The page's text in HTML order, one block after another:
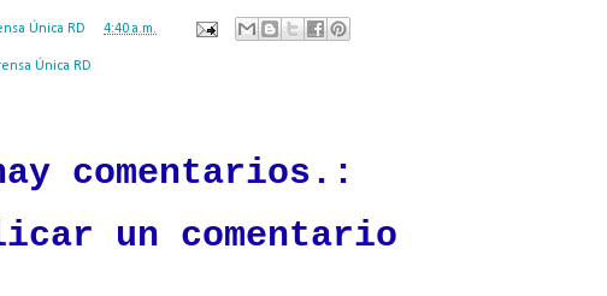
Única RD 4:40 a.m.
Única RD
comentarios.:
un comentario